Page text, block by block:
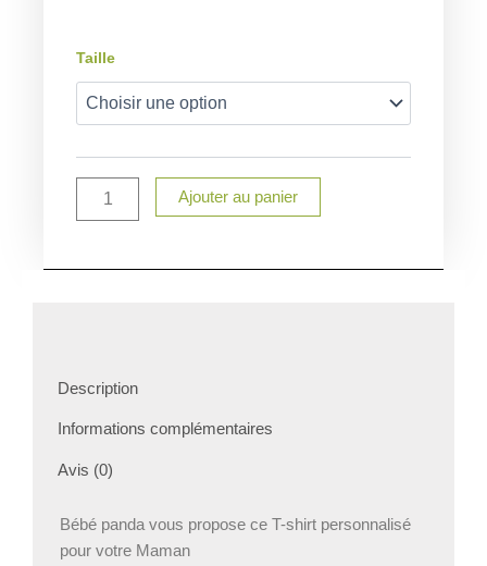
Taille
quantité
Tee
Maman
Ajouter au panier
Description
Informations complémentaires
Avis (0)
Bébé panda vous propose ce T-shirt personnalisé
pour votre Maman